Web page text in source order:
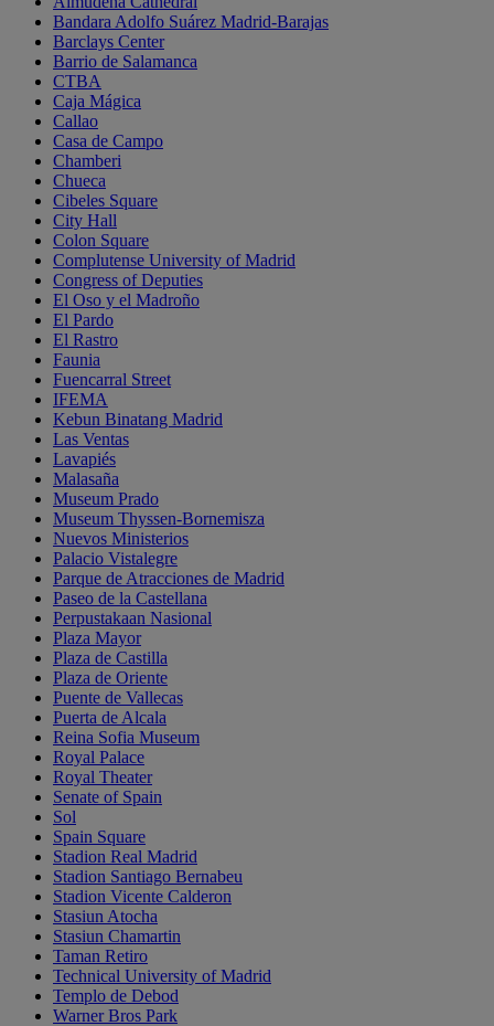
Bandara Adolfo Suárez Madrid-Barajas
Barclays Center
Barrio de Salamanca
CTBA
Caja Mágica
Callao
Casa de Campo
Chamberi
Chueca
Cibeles Square
City Hall
Colon Square
Complutense University of Madrid
Congress of Deputies
El Oso y el Madroño
El Pardo
El Rastro
Faunia
Fuencarral Street
IFEMA
Kebun Binatang Madrid
Las Ventas
Lavapiés
Malasaña
Museum Prado
Museum Thyssen-Bornemisza
Nuevos Ministerios
Palacio Vistalegre
Parque de Atracciones de Madrid
Paseo de la Castellana
Perpustakaan Nasional
Plaza Mayor
Plaza de Castilla
Plaza de Oriente
Puente de Vallecas
Puerta de Alcala
Reina Sofia Museum
Royal Palace
Royal Theater
Senate of Spain
Sol
Spain Square
Stadion Real Madrid
Stadion Santiago Bernabeu
Stadion Vicente Calderon
Stasiun Atocha
Stasiun Chamartin
Taman Retiro
Technical University of Madrid
Templo de Debod
Warner Bros Park